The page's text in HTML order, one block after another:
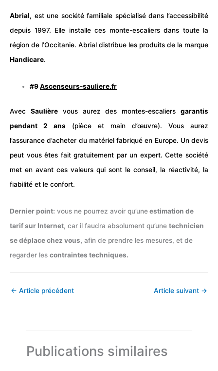
Abrial, est une société familiale spécialisé dans l’accessibilité
depuis 1997. Elle installe ces monte-escaliers dans toute la
région de l’Occitanie. Abrial distribue les produits de la marque
Handicare.
#9Ascenseurs-sauliere.fr
Avec Saulièrevous aurez des montes-escaliersgarantis
pendant 2 ans (pièce et main d’œuvre). Vous aurez
l’assurance d’acheter du matériel fabriqué en Europe. Un devis
peut vous êtes fait gratuitement par un expert. Cette société
met en avant ces valeurs qui sont le conseil, la réactivité, la
fiabilité et le confort.
Dernier point: vous ne pourrez avoir qu’uneestimation de
tarif sur Internet, car il faudra absolument qu’une technicien
se déplace chez vous, afin de prendre les mesures, et de
regarder les contraintes techniques.
← Article précédent Article suivant →
Publications similaires